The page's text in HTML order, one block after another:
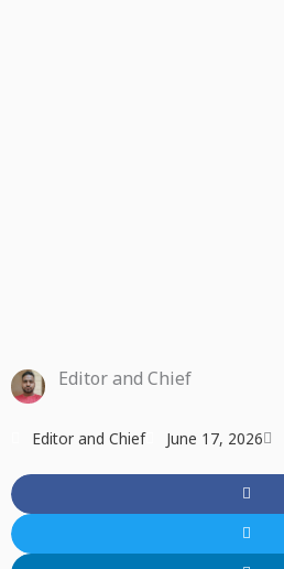
Editor and Chief
Editor and Chief June 17, 2026